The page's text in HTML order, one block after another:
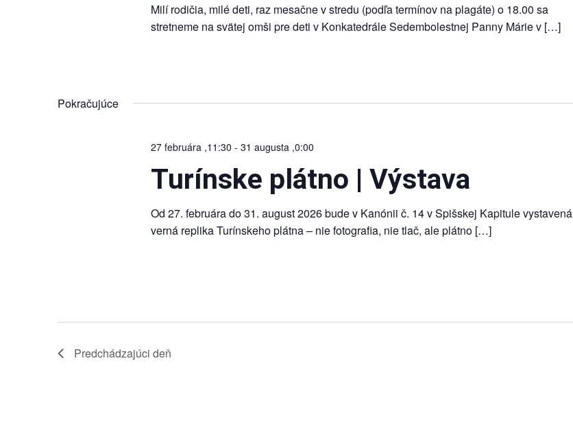
Milí rodičia, milé deti, raz mesačne v stredu (podľa termínov na plagáte) o 18.00 sa
stretneme na svätej omši pre deti v Konkatedrále Sedembolestnej Panny Márie v […]
Pokračujúce
27 februára ,11:30 - 31 augusta ,0:00
Turínske plátno | Výstava
Od 27. februára do 31. august 2026 bude v Kanónii č. 14 v Spišskej Kapitule vystavená
verná replika Turínskeho plátna – nie fotografia, nie tlač, ale plátno […]
Predchádzajúci deň